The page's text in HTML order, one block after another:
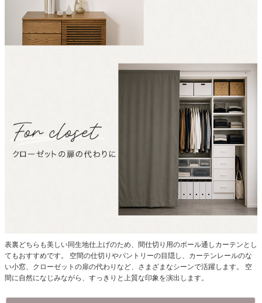
表裏どちらも美しい同生地仕上げのため、間仕切り用のポール通しカーテンとし
てもおすすめです。
空間の仕切りやパントリーの目隠し、カーテンレールのな
い小窓、クローゼットの扉の代わりなど、さまざまなシーンで活躍します。 空
間に自然になじみながら、すっきりと上質な印象を演出します。